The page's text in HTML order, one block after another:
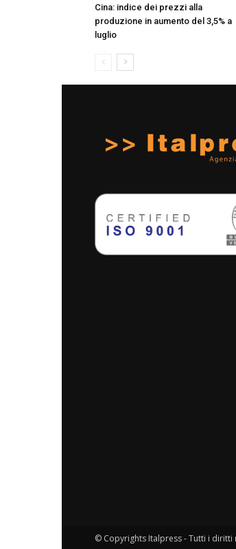
Cina: indice dei prezzi alla
produzione in aumento del 3,5% a
luglio
© Copyrights Italpress - Tutti i diritti